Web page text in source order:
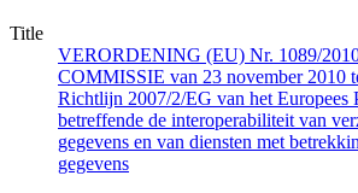
Title
VERORDENING (EU) Nr. 1089/
COMMISSIE van 23 november 2010
Richtlijn 2007/2/EG van het Europees
betreffende de interoperabiliteit van
gegevens en van diensten met
gegevens